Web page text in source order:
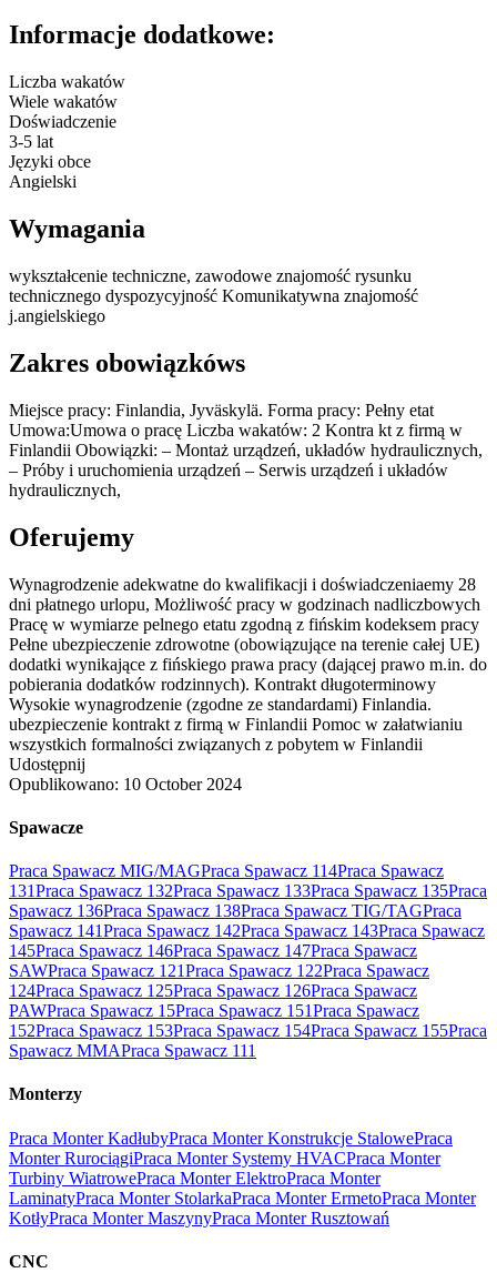
Informacje dodatkowe:
Liczba wakatów
Wiele wakatów
Doświadczenie
3-5 lat
Języki obce
Angielski
Wymagania
wykształcenie techniczne, zawodowe znajomość rysunku
technicznego dyspozycyjność Komunikatywna znajomość
j.angielskiego
Zakres obowiązkóws
Miejsce pracy: Finlandia, Jyväskylä. Forma pracy: Pełny etat
Umowa:Umowa o pracę Liczba wakatów: 2 Kontra kt z firmą w
Finlandii Obowiązki: – Montaż urządzeń, układów hydraulicznych,
– Próby i uruchomienia urządzeń – Serwis urządzeń i układów
hydraulicznych,
Oferujemy
Wynagrodzenie adekwatne do kwalifikacji i doświadczeniaemy 28
dni płatnego urlopu, Możliwość pracy w godzinach nadliczbowych
Pracę w wymiarze pelnego etatu zgodną z fińskim kodeksem pracy
Pełne ubezpieczenie zdrowotne (obowiązujące na terenie całej UE)
dodatki wynikające z fińskiego prawa pracy (dającej prawo m.in. do
pobierania dodatków rodzinnych). Kontrakt długoterminowy
Wysokie wynagrodzenie (zgodne ze standardami) Finlandia.
ubezpieczenie kontrakt z firmą w Finlandii Pomoc w załatwianiu
wszystkich formalności związanych z pobytem w Finlandii
Udostępnij
Opublikowano: 10 October 2024
Spawacze
Praca Spawacz MIG/MAGPraca Spawacz 114Praca Spawacz
131Praca Spawacz 132Praca Spawacz 133Praca Spawacz 135Praca
Spawacz 136Praca Spawacz 138Praca Spawacz TIG/TAGPraca
Spawacz 141Praca Spawacz 142Praca Spawacz 143Praca Spawacz
145Praca Spawacz 146Praca Spawacz 147Praca Spawacz
SAWPraca Spawacz 121Praca Spawacz 122Praca Spawacz
124Praca Spawacz 125Praca Spawacz 126Praca Spawacz
PAWPraca Spawacz 15Praca Spawacz 151Praca Spawacz
152Praca Spawacz 153Praca Spawacz 154Praca Spawacz 155Praca
Spawacz MMAPraca Spawacz 111
Monterzy
Praca Monter KadłubyPraca Monter Konstrukcje StalowePraca
Monter RurociągiPraca Monter Systemy HVACPraca Monter
Turbiny WiatrowePraca Monter ElektroPraca Monter
LaminatyPraca Monter StolarkaPraca Monter ErmetoPraca Monter
KotłyPraca Monter MaszynyPraca Monter Rusztowań
CNC